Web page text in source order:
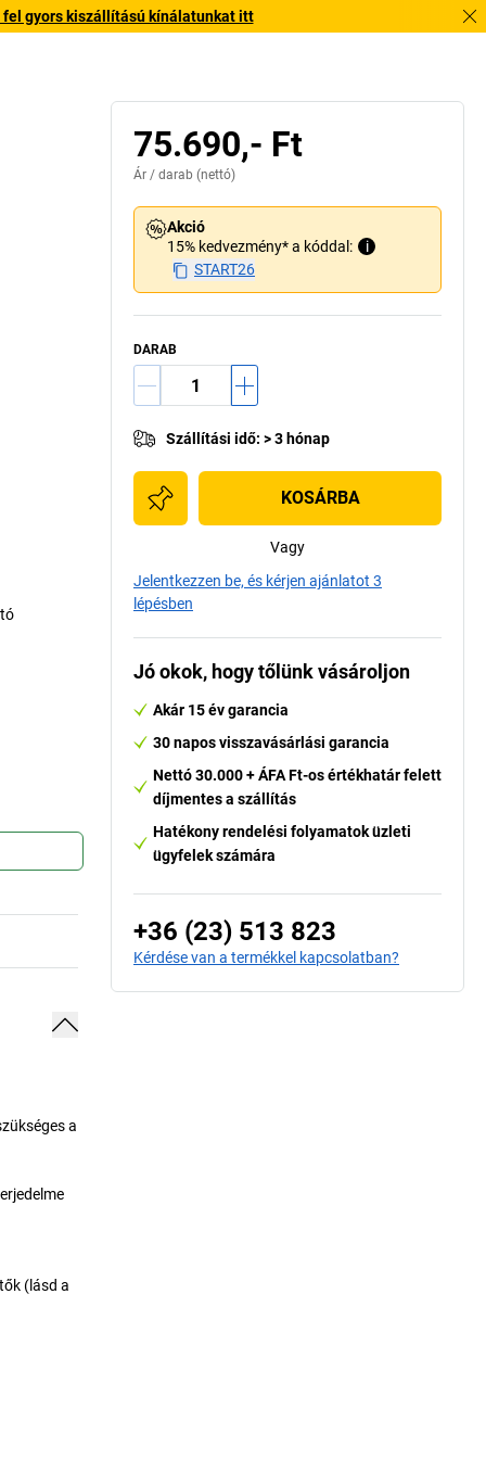
fel gyors kiszállítású kínálatunkat itt
a
(lásd a
75.690,- Ft
Ár / darab (nettó)
Akció
15% kedvezmény* a kóddal:
i
START26
DARAB
Szállítási idő: > 3 hónap
KOSÁRBA
Vagy
Jelentkezzen be, és kérjen ajánlatot 3
lépésben
Jó okok, hogy tőlünk vásároljon
Akár 15 év garancia
30 napos visszavásárlási garancia
Nettó 30.000 + ÁFA Ft-os értékhatár felett
díjmentes a szállítás
Hatékony rendelési folyamatok üzleti
ügyfelek számára
+36 (23) 513 823
Kérdése van a termékkel kapcsolatban?